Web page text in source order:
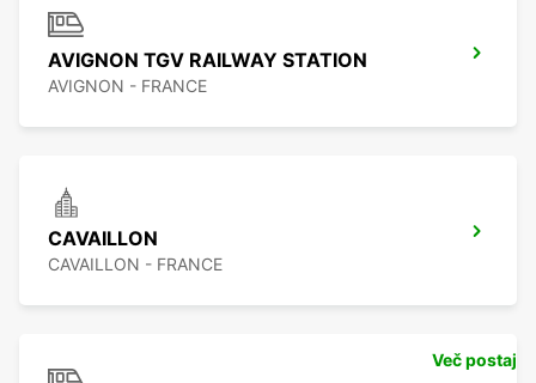
AVIGNON TGV RAILWAY STATION
AVIGNON - FRANCE
CAVAILLON
CAVAILLON - FRANCE
Več postaj